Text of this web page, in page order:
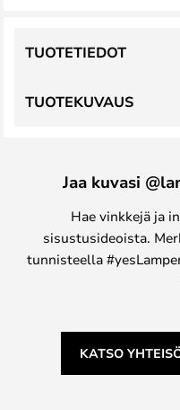
TUOTEKUVAUS
TUOTETIEDOT
Jaa kuvasi
Hae vinkkejä ja
sisustusideoista.
tunnisteella
KATSO